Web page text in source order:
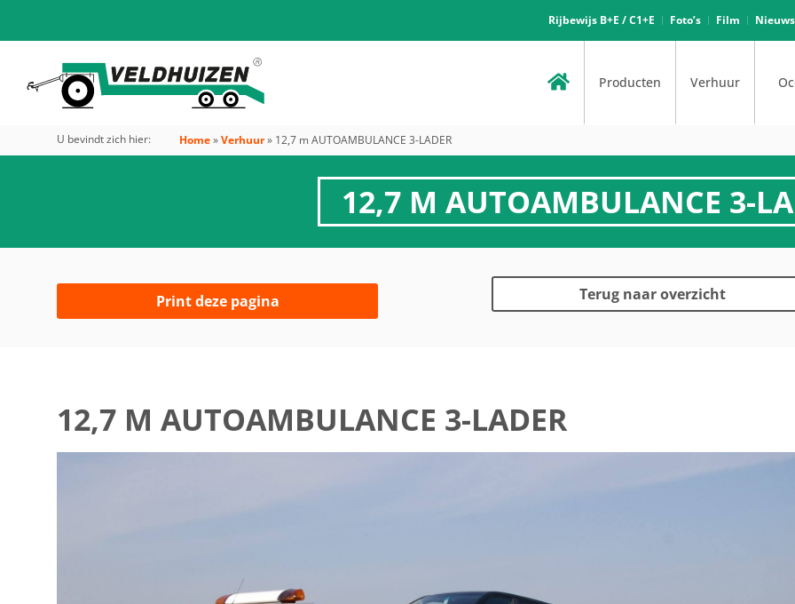
Rijbewijs B+E / C1+E Foto’s Film Nieuws
Producten Verhuur
U bevindt zich hier: Home»Verhuur» 12,7 m AUTOAMBULANCE 3-LADER
12,7 M AUTOAMBULANCE 3-
Print deze pagina Terug naar overzicht
12,7 M AUTOAMBULANCE 3-LADER